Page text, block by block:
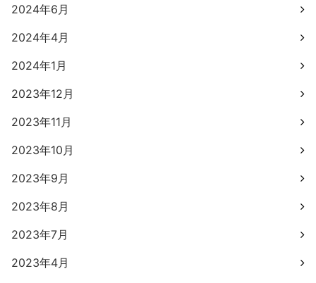
2024年6月
2024年4月
2024年1月
2023年12月
2023年11月
2023年10月
2023年9月
2023年8月
2023年7月
2023年4月